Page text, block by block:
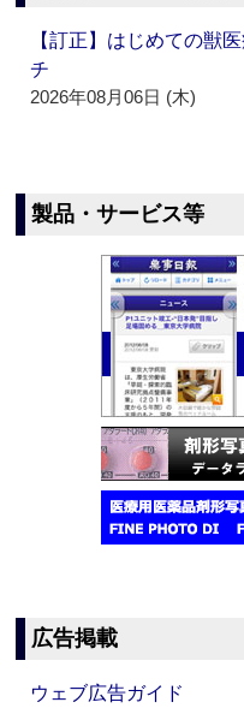
【訂正】はじめての獣
チ
2026年08月06日 (木)
製品・サービス等
広告掲載
ウェブ広告ガイド